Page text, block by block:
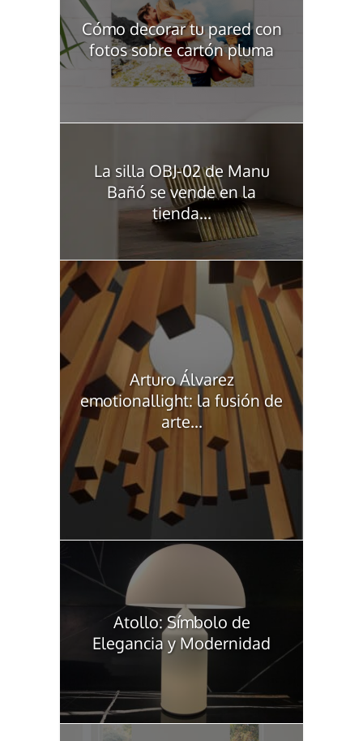
Cómo decorar tu pared con
fotos sobre cartón pluma
La silla OBJ-02 de Manu
Bañó se vende en la
tienda...
Arturo Álvarez
emotionallight: la fusión de
arte...
Atollo: Símbolo de
Elegancia y Modernidad